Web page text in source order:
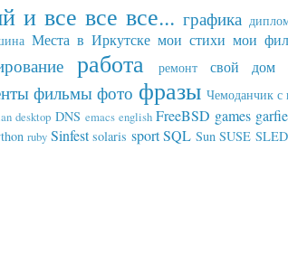
и все все все... графика
Места в Иркутске мои стихи мои
работа ремонт свой дом
фильмы фото фразы Чемоданчик с
desktop DNS emacs english FreeBSD games
ruby Sinfest solaris sport SQL Sun SUSE